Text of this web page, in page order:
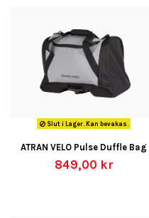
Slut i Lager. Kan bevakas.
ATRAN VELO Pulse Duffle Bag
849,00 kr